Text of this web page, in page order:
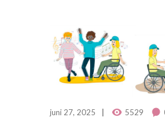
juni 27, 2025 5529